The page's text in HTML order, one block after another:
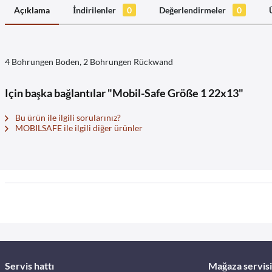
Açıklama İndirilenler 0 Değerlendirmeler 0
4 Bohrungen Boden, 2 Bohrungen Rückwand
Için başka bağlantılar "Mobil-Safe Größe 1 22x13"
Bu ürün ile ilgili sorularınız?
MOBILSAFE ile ilgili diğer ürünler
Servis hattı Mağaza servisi